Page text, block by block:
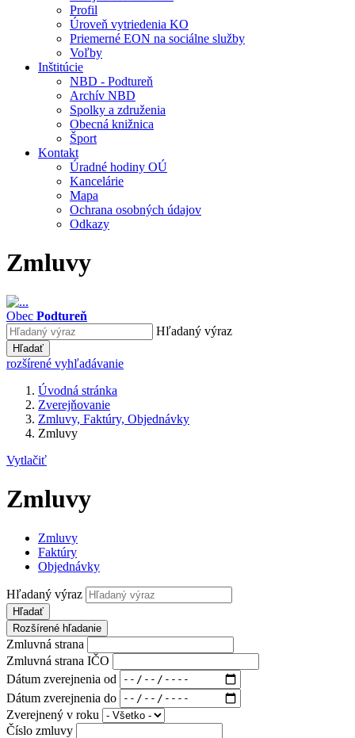
Profil
Úroveň vytriedenia KO
Priemerné EON na sociálne služby
Voľby
Inštitúcie
NBD - Podtureň
Archív NBD
Spolky a združenia
Obecná knižnica
Šport
Kontakt
Úradné hodiny OÚ
Kancelárie
Mapa
Ochrana osobných údajov
Odkazy
Zmluvy
Obec Podtureň
Hľadaný výraz
Hľadať
rozšírené vyhľadávanie
Úvodná stránka
Zverejňovanie
Zmluvy, Faktúry, Objednávky
Zmluvy
Vytlačiť
Zmluvy
Zmluvy
Faktúry
Objednávky
Hľadaný výraz
Hľadať
Rozšírené hľadanie
Zmluvná strana
Zmluvná strana IČO
Dátum zverejnenia od
Dátum zverejnenia do
Zverejnený v roku
Číslo zmluvy